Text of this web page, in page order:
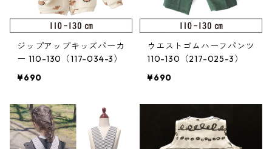
ジップアップキッズパーカ
ー 110-130（117-034-3）
¥690
ウエストゴムハーフパンツ
110-130（217-025-3）
¥690